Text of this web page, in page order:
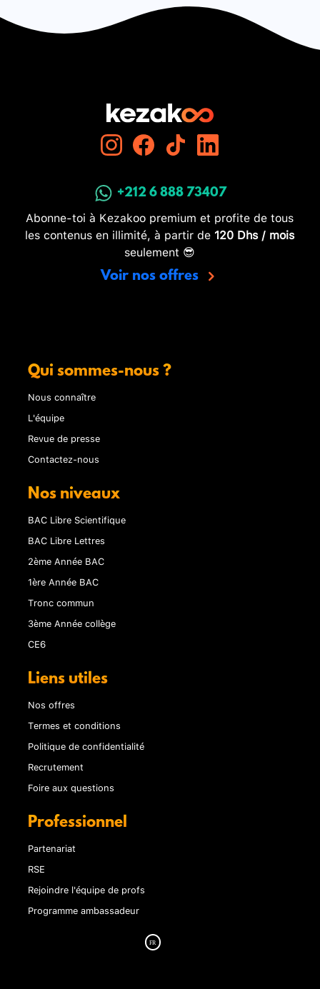
+212 6 888 73407
Abonne-toi à Kezakoo premium et profite de tous
les contenus en illimité, à partir de 120 Dhs / mois
seulement 😎
Voir nos offres
Qui sommes-nous ?
Nous connaître
L'équipe
Revue de presse
Contactez-nous
Nos niveaux
BAC Libre Scientifique
BAC Libre Lettres
2ème Année BAC
1ère Année BAC
Tronc commun
3ème Année collège
CE6
Liens utiles
Nos offres
Termes et conditions
Politique de confidentialité
Recrutement
Foire aux questions
Professionnel
Partenariat
RSE
Rejoindre l'équipe de profs
Programme ambassadeur